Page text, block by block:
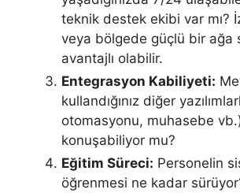
teknik destek ekibi var mı?
veya bölgede güçlü bir ağa
avantajlı olabilir.
Entegrasyon Kabiliyeti:
kullandığınız diğer
otomasyonu, muhasebe
konuşabiliyor mu?
Eğitim Süreci: Personelin
öğrenmesi ne kadar